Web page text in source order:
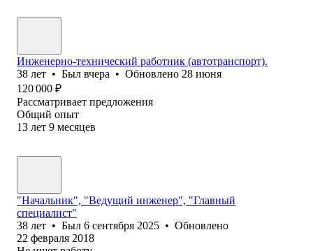
Инженерно-технический работник (автотранспорт).
38 лет • Был вчера • Обновлено 28 июня
120 000 ₽
Рассматривает предложения
Общий опыт
13 лет 9 месяцев
"Начальник", "Ведущий инженер", "Главный
специалист"
38 лет • Был 6 сентября 2025 • Обновлено
22 февраля 2018